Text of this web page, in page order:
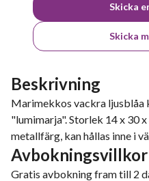
Skicka
Skicka
Beskrivning
Marimekkos vackra ljusblåa
"lumimarja". Storlek 14 x 30
metallfärg, kan hållas inne i
Avbokningsvillkor
Gratis avbokning fram till 2